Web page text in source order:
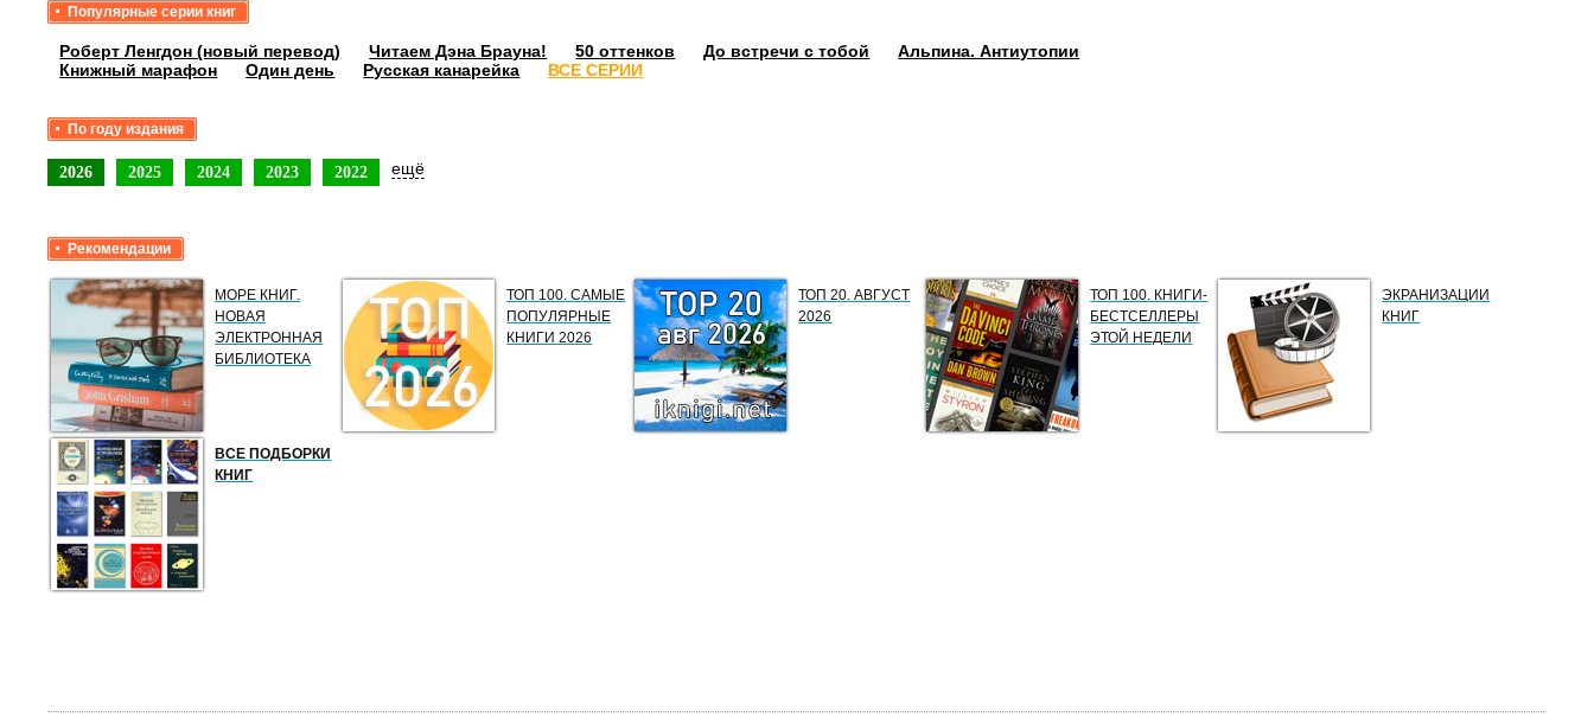
Популярные серии книг
Роберт Ленгдон (новый перевод) Читаем Дэна Брауна! 50 оттенков До встречи с тобой
Альпина. Антиутопии
Книжный марафон
Один день Русская канарейка ВСЕ СЕРИИ
По году издания
2026 2025 2024 2023 2022 ещё
Рекомендации
МОРЕ КНИГ.
НОВАЯ
ЭЛЕКТРОННАЯ
БИБЛИОТЕКА
ТОП 100. САМЫЕ
ПОПУЛЯРНЫЕ
КНИГИ 2026
ТОП 20. АВГУСТ
2026
ТОП 100. КНИГИ-
БЕСТСЕЛЛЕРЫ
ЭТОЙ НЕДЕЛИ
ЭКРАНИЗАЦИИ
КНИГ
ВСЕ ПОДБОРКИ
КНИГ